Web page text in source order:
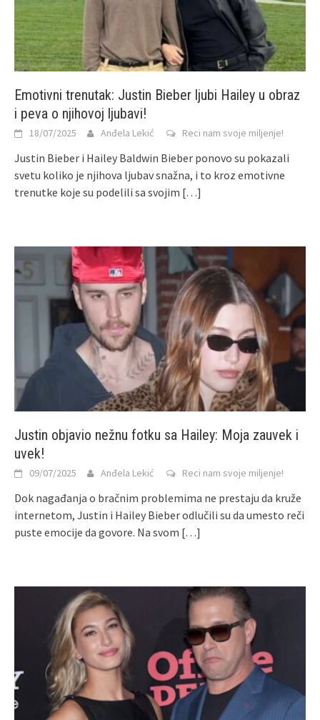
Emotivni trenutak: Justin Bieber ljubi Hailey u obraz
i peva o njihovoj ljubavi!
18/07/2025 Anđela Lekić Reci nam svoje miljenje!
Justin Bieber i Hailey Baldwin Bieber ponovo su pokazali
svetu koliko je njihova ljubav snažna, i to kroz emotivne
trenutke koje su podelili sa svojim […]
Justin objavio nežnu fotku sa Hailey: Moja zauvek i
uvek!
09/07/2025 Anđela Lekić Reci nam svoje miljenje!
Dok nagađanja o bračnim problemima ne prestaju da kruže
internetom, Justin i Hailey Bieber odlučili su da umesto reči
puste emocije da govore. Na svom […]